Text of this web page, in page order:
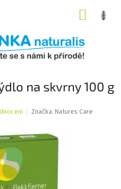
na skvrny 100 g
Značka: Natures Care